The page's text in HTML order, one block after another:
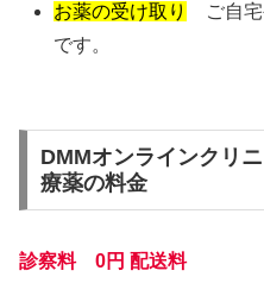
お薬の受け取り
ご自宅
です。
DMMオンラインクリ
療薬の料金
診察料 0円 配送料